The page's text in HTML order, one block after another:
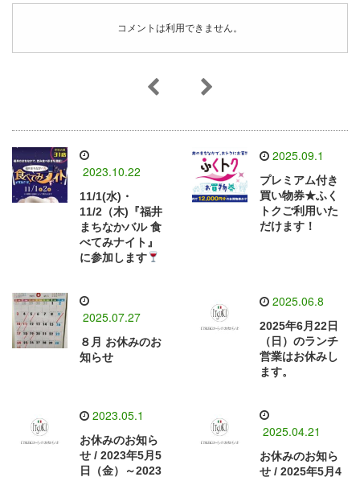
コメントは利用できません。
2023.10.22
11/1(水)・
11/2（木)『福井
まちなかバル 食
べてみナイト』
に参加します
2025.09.1
プレミアム付き
買い物券★ふく
トクご利用いた
だけます！
2025.07.27
８月 お休みのお
知らせ
2025.06.8
2025年6月22日
（日）のランチ
営業はお休みし
ます。
2023.05.1
お休みのお知ら
せ / 2023年5月5
日（金）～2023
2025.04.21
お休みのお知ら
せ / 2025年5月4